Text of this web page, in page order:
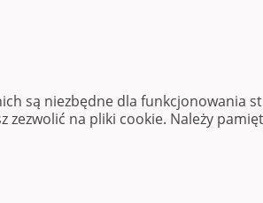
są niezbędne dla funkcjonowania
zezwolić na pliki cookie. Należy